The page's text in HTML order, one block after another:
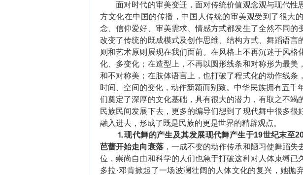
面对时代的审美变迁，面对传统价值观念观与现代性
方文化在中国的传播，中国人传统的审美观受到了很大
念、信仰爱好、审美需求、情感方式都发生了全然不同的
改变了传统的既成模式及创作思维、结构方式、舞蹈语言
则和艺术原则展现在我们面前。在风格上不再沉迷于风格
化、多变化；在造型上，不再以圆形线条和对称形为最美
和不对称美；在肢体语言上，也打破了程式化的动作线条
时间、空间的变化，动作新颖而别致。中华民族拥有五千
们奠定了深厚的文化基础，具有很大的潜力，有取之不竭
民族民间发展下去，更多的编导们想到了现代舞中很多很
融入进去，形成了既是民族的更是世界的精辟观点。
⒈现代舞的产生及其发展现代舞产生于19世纪末至
芭蕾开始走向衰落，一成不变的动作传承和陋习使舞蹈失
位，崇尚自由和科学的人们也急于打破这种对人体束缚已
多拉·邓肯掀起了一场波澜壮阔的人体文化的复兴，她抛